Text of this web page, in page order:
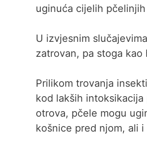
uginuća cijelih
U izvjesnim
zatrovan, pa stoga
Prilikom trovanja
kod lakših
otrova, pčele mogu
košnice pred njom, ali i